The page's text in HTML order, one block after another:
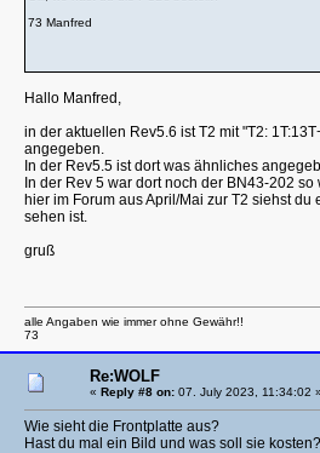
73 Manfred
Hallo Manfred,
in der aktuellen Rev5.6 ist T2 mit "Т2:
angegeben.
In der Rev5.5 ist dort was ähnliches
In der Rev 5 war dort noch der BN43-202
hier im Forum aus April/Mai zur T2 siehst
sehen ist.
gruß
alle Angaben wie immer ohne Gewähr!!
73
Re:WOLF
« Reply #8 on:07. July 2023, 11:34:02
Wie sieht die Frontplatte aus?
Hast du mal ein Bild und was soll sie